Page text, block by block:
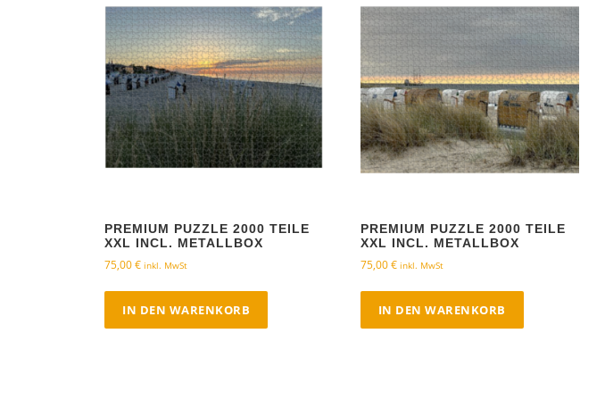
PREMIUM PUZZLE 2000 TEILE
XXL INCL. METALLBOX
75,00€ inkl. MwSt
IN DEN WARENKORB
PREMIUM PUZZLE 2000 TEILE
XXL INCL. METALLBOX
75,00€ inkl. MwSt
IN DEN WARENKORB